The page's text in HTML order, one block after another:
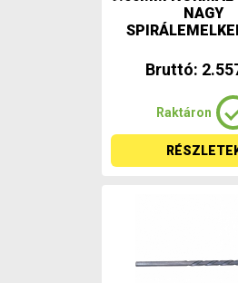
NAGY
Bruttó:
Raktáron